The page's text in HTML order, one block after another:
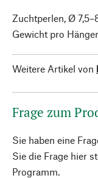
Zuchtperlen, Ø
Gewicht pro
Weitere Artikel von
Frage zum
Sie haben eine
Sie die Frage hier
Programm.